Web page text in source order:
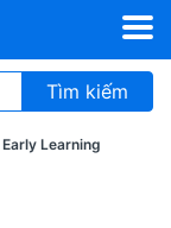
Tìm kiếm
Early Learning